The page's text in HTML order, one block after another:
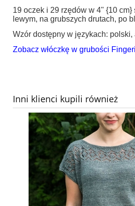
19 oczek i 29 rzędów w 4" {10 cm}
lewym, na grubszych drutach, po
Wzór dostępny w językach: polski,
Zobacz włóczkę w grubości
Inni klienci kupili również